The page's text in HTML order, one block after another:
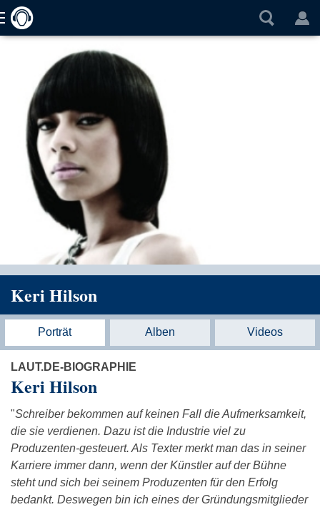
Keri Hilson
Porträt Alben Videos
LAUT.DE-BIOGRAPHIE
Keri Hilson
"Schreiber bekommen auf keinen Fall die Aufmerksamkeit,
die sie verdienen. Dazu ist die Industrie viel zu
Produzenten-gesteuert. Als Texter merkt man das in seiner
Karriere immer dann, wenn der Künstler auf der Bühne
steht und sich bei seinem Produzenten für den Erfolg
bedankt. Deswegen bin ich eines der Gründungsmitglieder